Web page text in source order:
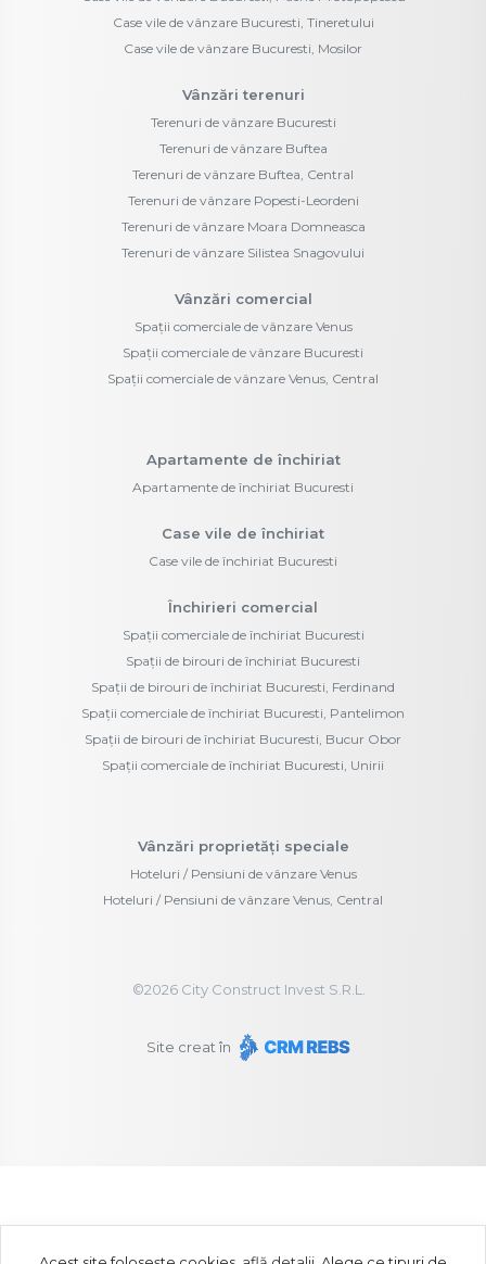
Case vile de vânzare Bucuresti, Tineretului
Case vile de vânzare Bucuresti, Mosilor
Vânzări terenuri
Terenuri de vânzare Bucuresti
Terenuri de vânzare Buftea
Terenuri de vânzare Buftea, Central
Terenuri de vânzare Popesti-Leordeni
Terenuri de vânzare Moara Domneasca
Terenuri de vânzare Silistea Snagovului
Vânzări comercial
Spații comerciale de vânzare Venus
Spații comerciale de vânzare Bucuresti
Spații comerciale de vânzare Venus, Central
Apartamente de închiriat
Apartamente de închiriat Bucuresti
Case vile de închiriat
Case vile de închiriat Bucuresti
Închirieri comercial
Spații comerciale de închiriat Bucuresti
Spații de birouri de închiriat Bucuresti
Spații de birouri de închiriat Bucuresti, Ferdinand
Spații comerciale de închiriat Bucuresti, Pantelimon
Spații de birouri de închiriat Bucuresti, Bucur Obor
Spații comerciale de închiriat Bucuresti, Unirii
Vânzări proprietăți speciale
Hoteluri / Pensiuni de vânzare Venus
Hoteluri / Pensiuni de vânzare Venus, Central
©2026City Construct Invest S.R.L.
Site creat în